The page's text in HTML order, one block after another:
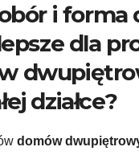
i forma
dla
działce?
domów